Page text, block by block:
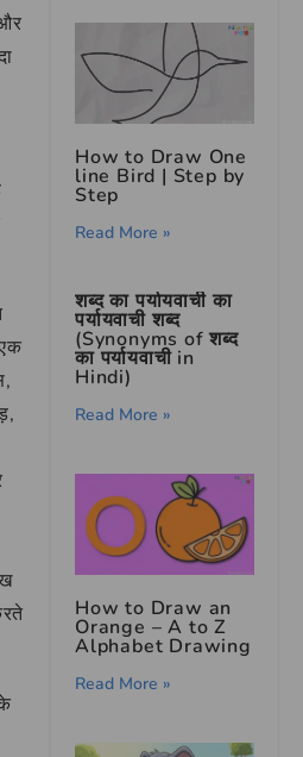
How to Draw One
line Bird | Step by
Step
Read More »
शब्द का पर्यायवाची का
पर्यायवाची शब्द
(Synonyms of शब्द
का पर्यायवाची in
Hindi)
Read More »
How to Draw an
Orange – A to Z
Alphabet Drawing
Read More »